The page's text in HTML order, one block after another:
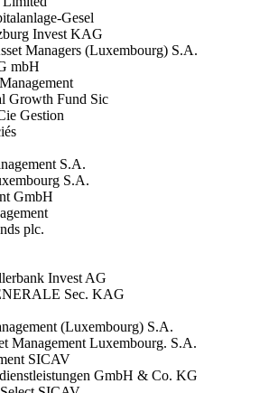
Gesel
Invest KAG
Managers (Luxembourg) S.A.
mbH
Growth Fund Sic
Gestion
S.A.
S.A.
GmbH
plc.
Invest AG
Sec. KAG
(Luxembourg) S.A.
Management Luxembourg. S.A.
SICAV
GmbH & Co. KG